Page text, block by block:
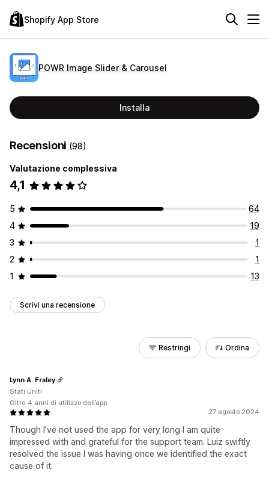
Shopify App Store
POWR Image Slider & Carousel
Installa
Recensioni (98)
Valutazione complessiva
4,1
5
64
4
19
3
1
2
1
1
13
Scrivi una recensione
Restringi Ordina
27 agosto 2024
Though I’ve not used the app for very long I am quite
impressed with and grateful for the support team. Luiz swiftly
resolved the issue I was having once we identified the exact
cause of it.
Lynn A. Fraley
Stati Uniti
Oltre 4 anni di utilizzo dell’app